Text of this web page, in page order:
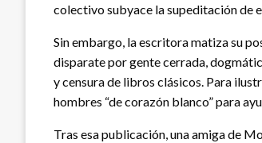
colectivo subyace la supeditación de
Sin embargo, la escritora matiza su
disparate por gente cerrada,
y censura de libros clásicos. Para
hombres “de corazón blanco” para
Tras esa publicación, una amiga de